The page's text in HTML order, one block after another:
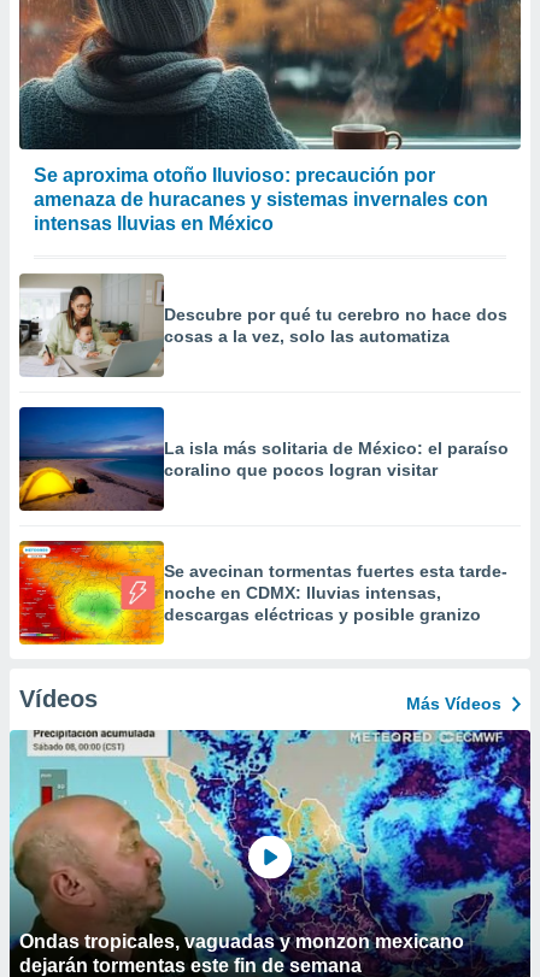
Se aproxima otoño lluvioso: precaución por
amenaza de huracanes y sistemas invernales con
intensas lluvias en México
Descubre por qué tu cerebro no hace dos
cosas a la vez, solo las automatiza
La isla más solitaria de México: el paraíso
coralino que pocos logran visitar
Se avecinan tormentas fuertes esta tarde-
noche en CDMX: lluvias intensas,
descargas eléctricas y posible granizo
Vídeos Más Vídeos
Ondas tropicales, vaguadas y monzon mexicano
dejarán tormentas este fin de semana